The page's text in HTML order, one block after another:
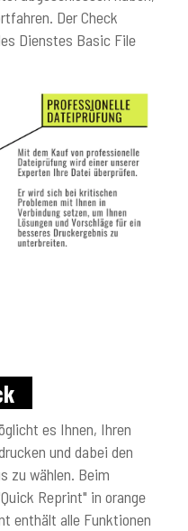
Der Check
Dienstes Basic File
es Ihnen, Ihren
und dabei den
zu wählen. Beim
Reprint" in orange
enthält alle Funktionen